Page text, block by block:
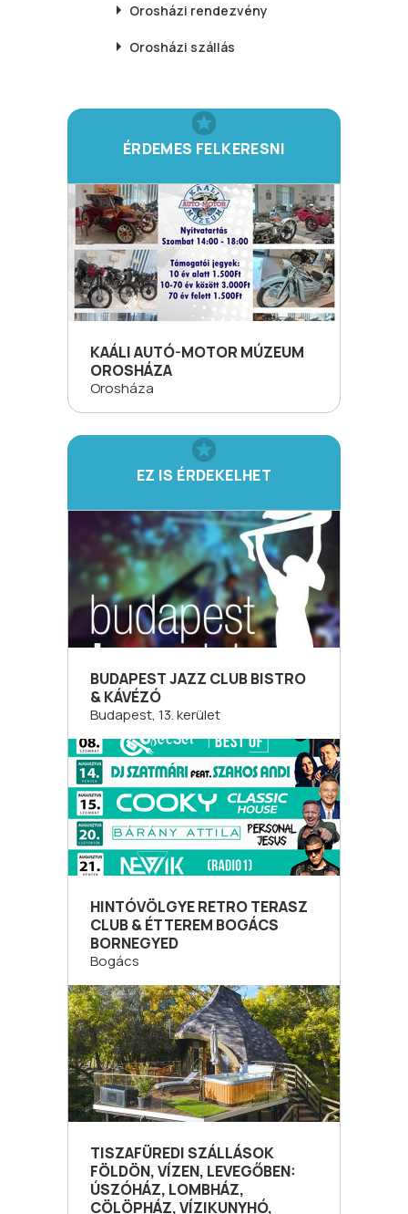
Orosházi rendezvény
Orosházi szállás
ÉRDEMES FELKERESNI
KAÁLI AUTÓ-MOTOR MÚZEUM
OROSHÁZA
Orosháza
EZ IS ÉRDEKELHET
BUDAPEST JAZZ CLUB BISTRO
& KÁVÉZÓ
Budapest, 13. kerület
HINTÓVÖLGYE RETRO TERASZ
CLUB & ÉTTEREM BOGÁCS
BORNEGYED
Bogács
TISZAFÜREDI SZÁLLÁSOK
FÖLDÖN, VÍZEN, LEVEGŐBEN:
ÚSZÓHÁZ, LOMBHÁZ,
CÖLÖPHÁZ, VÍZIKUNYHÓ,